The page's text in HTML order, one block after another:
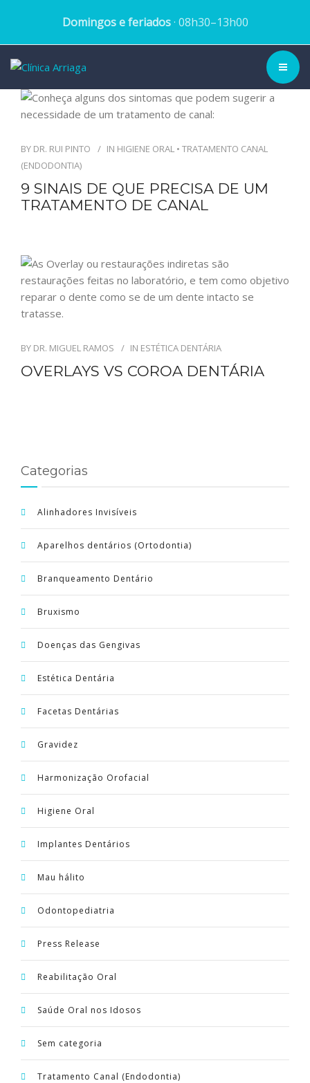
Domingos e feriados· 08h30–13h00
EQUIPA
TRATAMENTOS
BLOG
MARCAR CONSULTA
PORTUGUÊS
BY DR. RUI PINTO IN HIGIENE ORAL • TRATAMENTO CANAL
(ENDODONTIA)
9 SINAIS DE QUE PRECISA DE UM
TRATAMENTO DE CANAL
BY DR. MIGUEL RAMOS IN ESTÉTICA DENTÁRIA
OVERLAYS VS COROA DENTÁRIA
Categorias
Alinhadores Invisíveis
Aparelhos dentários (Ortodontia)
Branqueamento Dentário
Bruxismo
Doenças das Gengivas
Estética Dentária
Facetas Dentárias
Gravidez
Harmonização Orofacial
Higiene Oral
Implantes Dentários
Mau hálito
Odontopediatria
Press Release
Reabilitação Oral
Saúde Oral nos Idosos
Sem categoria
Tratamento Canal (Endodontia)